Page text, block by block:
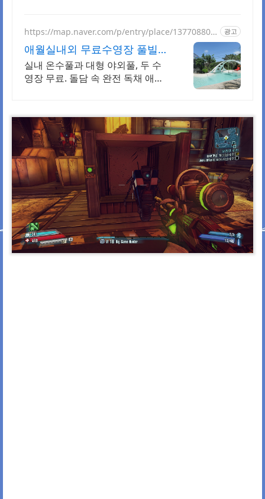
https://map.naver.com/p/entry/place/137708803
광고
애월실내외 무료수영장 풀빌라
반려견 동반 이국적 감성숙소
실내 온수풀과 대형 야외풀, 두 수
영장 무료. 돌담 속 완전 독채 애월
과 파티까지 즐겨요.